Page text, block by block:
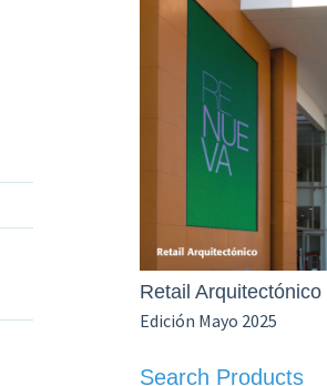
Retail Arquitectónico
Edición Mayo 2025
Search Products